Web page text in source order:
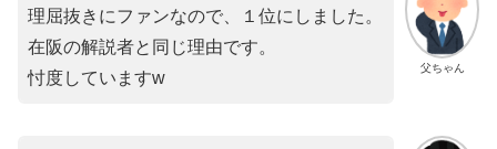
父ちゃん
理屈抜きにファンなので、１位にしました。
在阪の解説者と同じ理由です。
忖度していますw